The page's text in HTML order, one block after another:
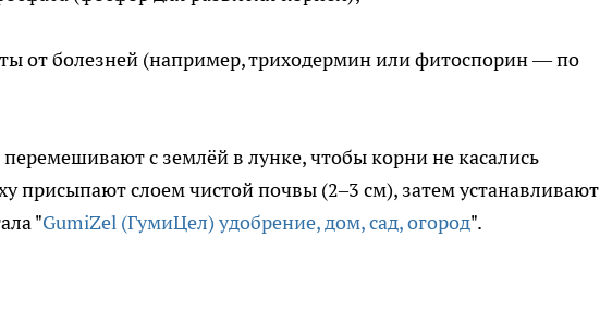
от болезней (например, триходермин или фитоспорин — по
с землёй в лунке, чтобы корни не касались
присыпают слоем чистой почвы (2–3 см), затем устанавливают
"GumiZel (ГумиЦел) удобрение, дом, сад, огород".